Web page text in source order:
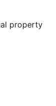
property